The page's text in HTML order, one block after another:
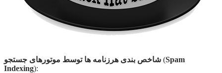
شاخص بندی هرزنامه ها توسط موتورهای جستجو (Spam
Indexing):